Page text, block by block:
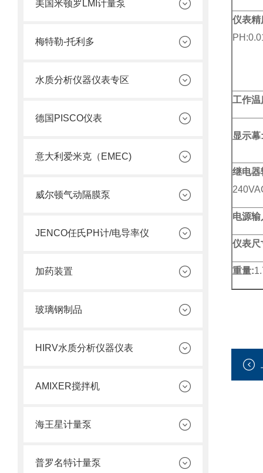
美国米顿罗LMI计量泵
梅特勒-托利多
水质分析仪器仪表专区
德国PISCO仪表
意大利爱米克（EMEC)
威尔顿气动隔膜泵
JENCO任氏PH计/电导率仪
加药装置
玻璃钢制品
HIRV水质分析仪器仪表
AMIXER搅拌机
海王星计量泵
普罗名特计量泵
仪表精
工作温
显示幕:
继电器
电源输
仪表尺
重量: